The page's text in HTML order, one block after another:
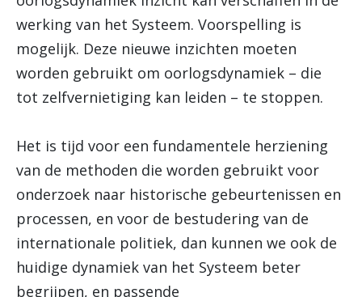
werking van het Systeem. Voorspelling is
mogelijk. Deze nieuwe inzichten moeten
worden gebruikt om oorlogsdynamiek – die
tot zelfvernietiging kan leiden – te stoppen.
Het is tijd voor een fundamentele herziening
van de methoden die worden gebruikt voor
onderzoek naar historische gebeurtenissen en
processen, en voor de bestudering van de
internationale politiek, dan kunnen we ook de
huidige dynamiek van het Systeem beter
begrijpen, en passende